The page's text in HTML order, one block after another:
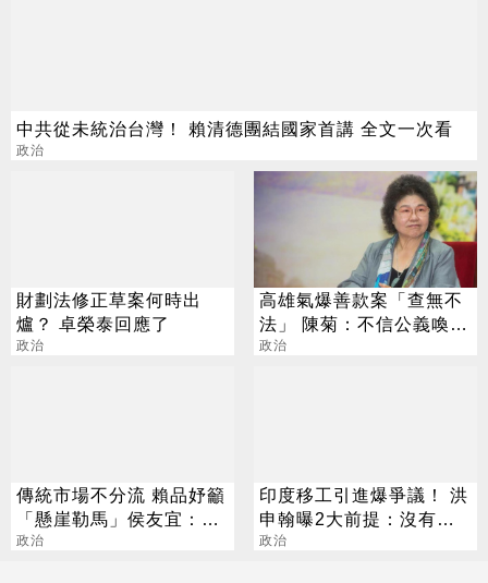
中共從未統治台灣！ 賴清德團結國家首講 全文一次看
政治
財劃法修正草案何時出
爐？ 卓榮泰回應了
政治
高雄氣爆善款案「查無不
法」 陳菊：不信公義喚不
回
政治
傳統市場不分流 賴品妤籲
「懸崖勒馬」侯友宜：性
質不同
政治
印度移工引進爆爭議！ 洪
申翰曝2大前提：沒有時
間表
政治